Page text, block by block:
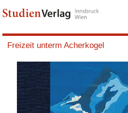
Freizeit unterm Acherkogel